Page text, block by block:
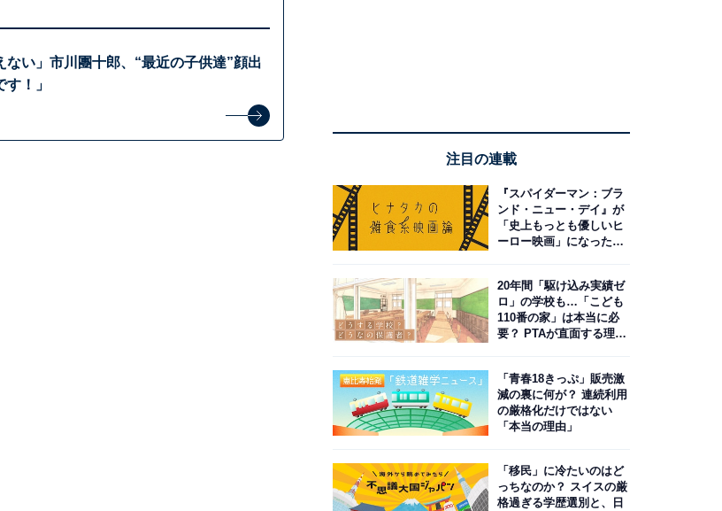
ない」市川團十郎、“最近の子供達”顔出
！」
注目の連載
『スパイダーマン：ブラ
ンド・ニュー・デイ』が
「史上もっとも優しいヒ
ーロー映画」になった理
20年間「駆け込み実績ゼ
ロ」の学校も…「こども
110番の家」は本当に必
要？ PTAが直面する理想
「青春18きっぷ」販売激
減の裏に何が？ 連続利用
の厳格化だけではない
「本当の理由」
「移民」に冷たいのはど
っちなのか？ スイスの厳
格過ぎる学歴選別と、日